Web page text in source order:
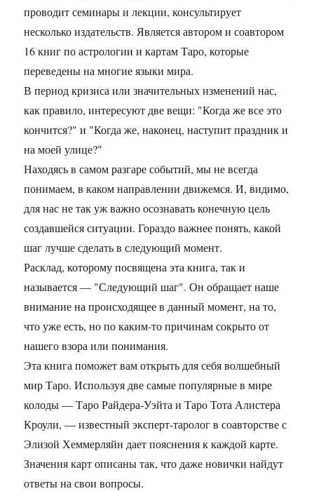
проводит семинары и лекции, консультирует
несколько издательств. Является автором и соавтором
16 книг по астрологии и картам Таро, которые
переведены на многие языки мира.
В период кризиса или значительных изменений нас,
как правило, интересуют две вещи: "Когда же все это
кончится?" и "Когда же, наконец, наступит праздник и
на моей улице?"
Находясь в самом разгаре событий, мы не всегда
понимаем, в каком направлении движемся. И, видимо,
для нас не так уж важно осознавать конечную цель
создавшейся ситуации. Гораздо важнее понять, какой
шаг лучше сделать в следующий момент.
Расклад, которому посвящена эта книга, так и
называется — "Следующий шаг". Он обращает наше
внимание на происходящее в данный момент, на то,
что уже есть, но по каким-то причинам сокрыто от
нашего взора или понимания.
Эта книга поможет вам открыть для себя волшебный
мир Таро. Используя две самые популярные в мире
колоды — Таро Райдера-Уэйта и Таро Тота Алистера
Кроули, — известный эксперт-таролог в соавторстве с
Элизой Хеммерляйн дает пояснения к каждой карте.
Значения карт описаны так, что даже новички найдут
ответы на свои вопросы.